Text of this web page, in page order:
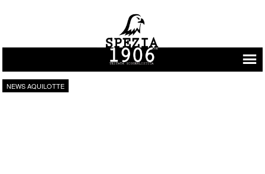
Vai al contenuto
NEWS AQUILOTTE